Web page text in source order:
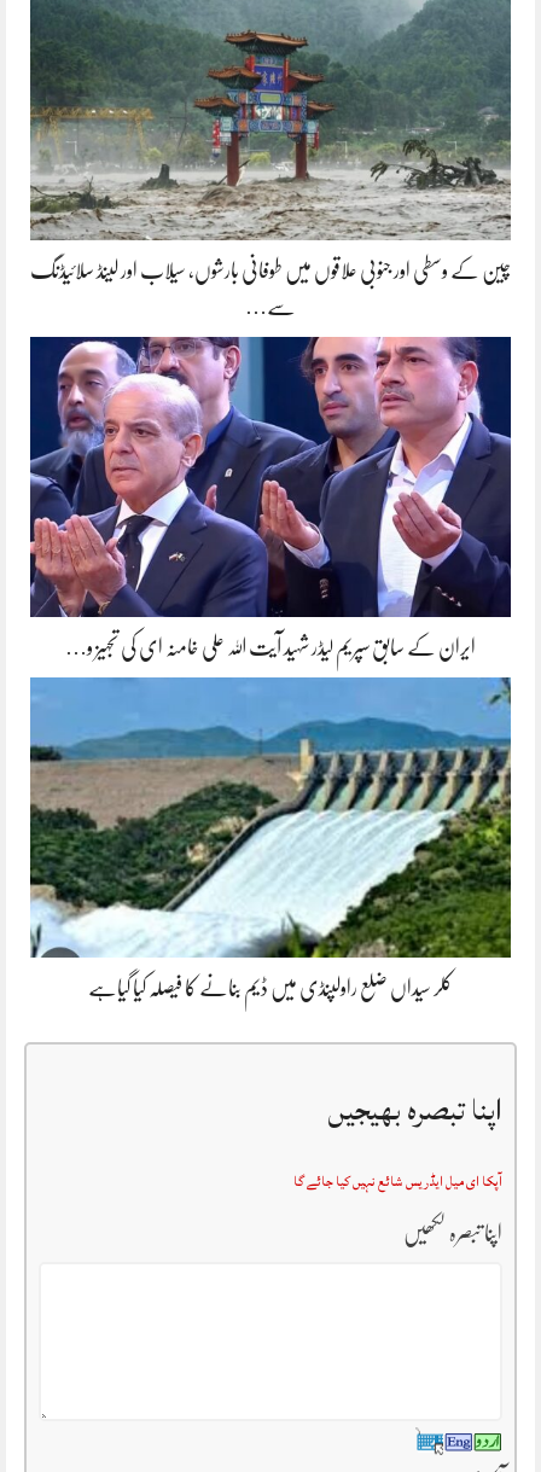
چین کے وسطی اور جنوبی علاقوں میں طوفانی بارشوں، سیلاب اور لینڈ سلائیڈنگ
سے…
ایران کے سابق سپریم لیڈر شہید آیت اللہ علی خامنہ ای کی تجہیز و…
کلر سیداں ضلع راولپنڈی میں ڈیم بنانے کا فیصلہ کیا گیاہے
اپنا تبصرہ بھیجیں
آپکا ای میل ایڈریس شائع نہیں کیا جائے گا
اپنا تبصرہ لکھیں